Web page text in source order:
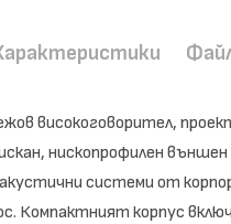
високоговорител,
нископрофилен външен
системи от
Компактният корпус